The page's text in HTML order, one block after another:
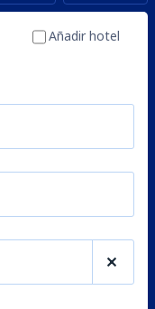
Añadir hotel